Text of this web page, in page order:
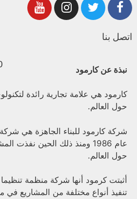
اتصل بنا
نبذة عن كارمود
كارمود هي علامة تجارية رائدة
حول العالم.
شركة كارمود للبناء الجاهزة هي
حول العالم.
أثبتت كرمود أنها شركة منظمة
تنفيذ أنواع مختلفة من المشاريع في